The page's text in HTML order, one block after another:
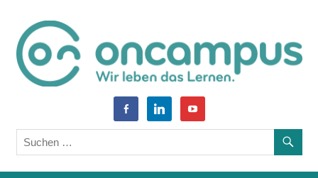
springen
oncampus-
Blog
Learning
facebook-
alt
linkedin youtube